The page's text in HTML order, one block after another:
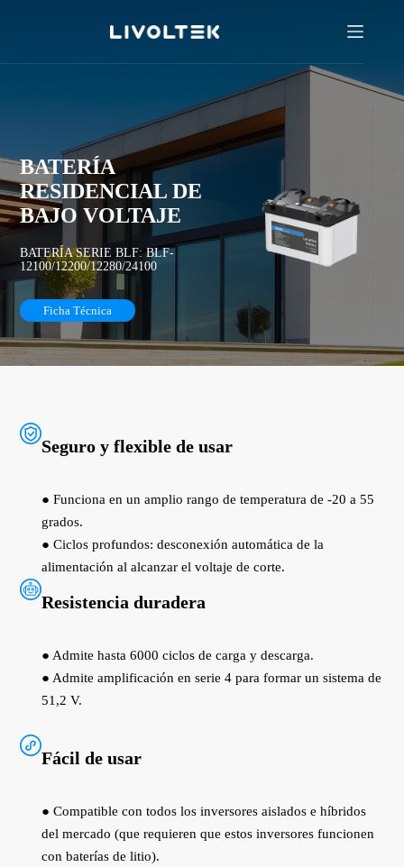
BATERÍA
RESIDENCIAL DE
BAJO VOLTAJE
BATERÍA SERIE BLF: BLF-
12100/12200/12280/24100
Ficha Técnica
Seguro y flexible de usar
● Funciona en un amplio rango de temperatura de -20 a 55
grados.
● Ciclos profundos: desconexión automática de la
alimentación al alcanzar el voltaje de corte.
Resistencia duradera
● Admite hasta 6000 ciclos de carga y descarga.
● Admite amplificación en serie 4 para formar un sistema de
51,2 V.
Fácil de usar
● Compatible con todos los inversores aislados e híbridos
del mercado (que requieren que estos inversores funcionen
con baterías de litio).